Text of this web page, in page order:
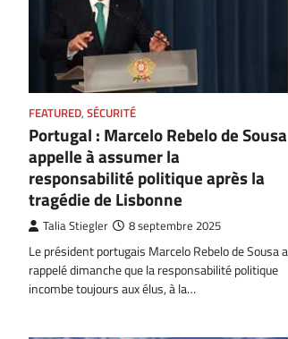
FEATURED, SÉCURITÉ
Portugal : Marcelo Rebelo de Sousa
appelle à assumer la
responsabilité politique après la
tragédie de Lisbonne
Talia Stiegler 8 septembre 2025
Le président portugais Marcelo Rebelo de Sousa a
rappelé dimanche que la responsabilité politique
incombe toujours aux élus, à la…